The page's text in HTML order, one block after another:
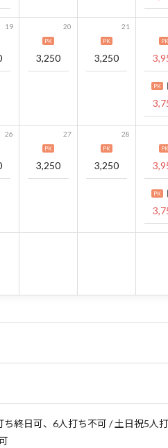
19 20
PK
3,250
21
PK
3,250
PK
PK
26 27
PK
3,250
28
PK
3,250
PK
PK
ち終日可、6人打ち不可 / 土日祝5人